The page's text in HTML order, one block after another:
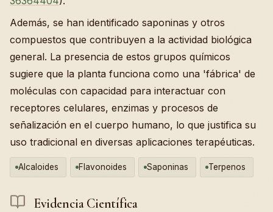
Además, se han identificado saponinas y otros
compuestos que contribuyen a la actividad biológica
general. La presencia de estos grupos químicos
sugiere que la planta funciona como una 'fábrica' de
moléculas con capacidad para interactuar con
receptores celulares, enzimas y procesos de
señalización en el cuerpo humano, lo que justifica su
uso tradicional en diversas aplicaciones terapéuticas.
Alcaloides Flavonoides Saponinas Terpenos
Evidencia Científica